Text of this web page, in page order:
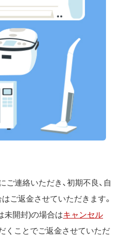
連絡いただき、初期不良、自
ご返金させていただきます。
未開封)の場合はキャンセル
くことでご返金させていただ